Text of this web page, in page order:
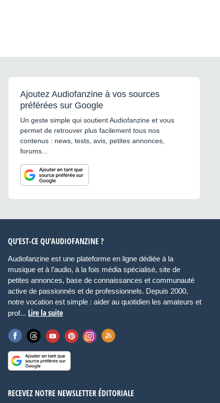
Ajoutez Audiofanzine à vos sources
préférées sur Google
Un geste simple qui soutient Audiofanzine et vous
permet de retrouver plus facilement tous nos
contenus : news, tests, avis, petites annonces,
forums...
QU’EST-CE QU’AUDIOFANZINE ?
Audiofanzine est une plateforme en ligne dédiée à la
musique et à l’audio, à la fois média spécialisé, site de
petites annonces, base de connaissances et communauté
active de passionnés et de professionnels. Depuis 2000,
notre vocation est simple : aider au quotidien les amateurs et
prof... Lire la suite
RECEVEZ NOTRE NEWSLETTER ÉDITORIALE